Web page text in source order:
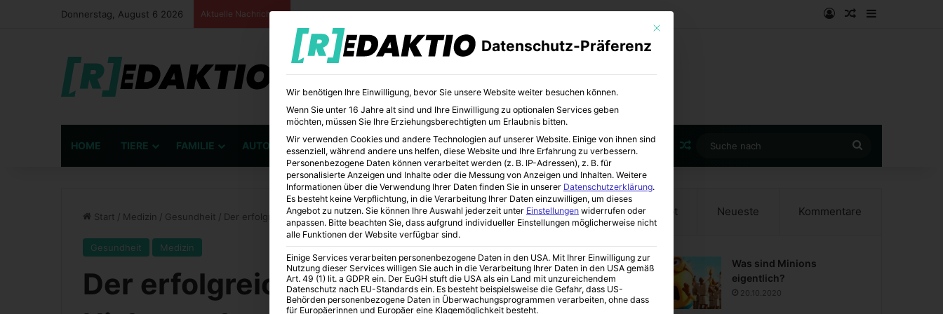
Donnerstag, August 6 2026 Aktuelle Nachrichten AnmeldenZufälliger
HOME TIERE FAMILIE AUTO BÜCHER BILDUNG KUNST Zufälliger Artikel
nach
Start / Medizin / Gesundheit / Der erfolgreiche Weg zum Nichtraucher
Gesundheit Medizin
Der erfolgreiche Weg zum
Beliebt Neueste Kommentare
Was sind Minions
eigentlich?
20.10.2020
Mit diesem Button wird der Dialog geschlossen. Seine Funktionalität ist
Datenschutz-Präferenz
Wir benötigen Ihre Einwilligung, bevor Sie unsere Website weiter besuchen können.
Wenn Sie unter 16 Jahre alt sind und Ihre Einwilligung zu optionalen Services geben
möchten, müssen Sie Ihre Erziehungsberechtigten um Erlaubnis bitten.
Wir verwenden Cookies und andere Technologien auf unserer Website. Einige von ihnen sind
essenziell, während andere uns helfen, diese Website und Ihre Erfahrung zu verbessern.
Personenbezogene Daten können verarbeitet werden (z. B. IP-Adressen), z. B. für
personalisierte Anzeigen und Inhalte oder die Messung von Anzeigen und Inhalten. Weitere
Informationen über die Verwendung Ihrer Daten finden Sie in unserer Datenschutzerklärung.
Es besteht keine Verpflichtung, in die Verarbeitung Ihrer Daten einzuwilligen, um dieses
Angebot zu nutzen. Sie können Ihre Auswahl jederzeit unter Einstellungen widerrufen oder
anpassen. Bitte beachten Sie, dass aufgrund individueller Einstellungen möglicherweise nicht
alle Funktionen der Website verfügbar sind.
Einige Services verarbeiten personenbezogene Daten in den USA. Mit Ihrer Einwilligung zur
Nutzung dieser Services willigen Sie auch in die Verarbeitung Ihrer Daten in den USA gemäß
Art. 49 (1) lit. a GDPR ein. Der EuGH stuft die USA als ein Land mit unzureichendem
Datenschutz nach EU-Standards ein. Es besteht beispielsweise die Gefahr, dass US-
Behörden personenbezogene Daten in Überwachungsprogrammen verarbeiten, ohne dass
für Europäerinnen und Europäer eine Klagemöglichkeit besteht.